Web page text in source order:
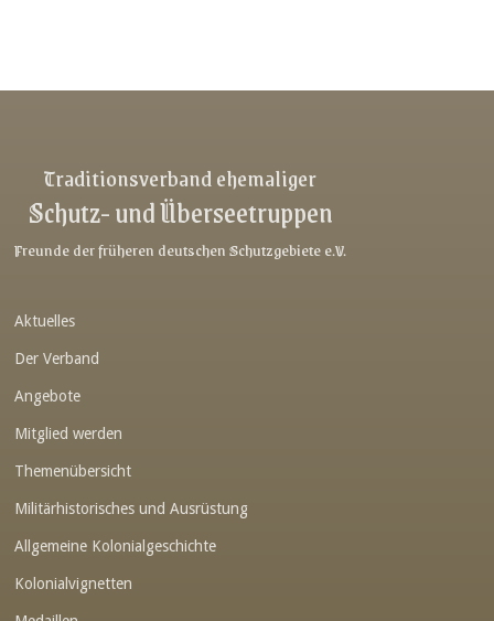
Link-v-z
Link-v-z
Link-v-z
Link-v-z
Link-v-z
Link-v-z
Link-v-z
Traditionsverband ehemaliger
Schutz- und Überseetruppen
Freunde der früheren deutschen Schutzgebiete e.V.
Aktuelles
Der Verband
Angebote
Mitglied werden
Themenübersicht
Militärhistorisches und Ausrüstung
Allgemeine Kolonialgeschichte
Kolonialvignetten